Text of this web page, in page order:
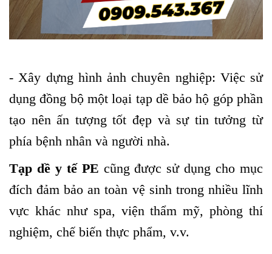
- Xây dựng hình ảnh chuyên nghiệp: Việc sử
dụng đồng bộ một loại tạp dề bảo hộ góp phần
tạo nên ấn tượng tốt đẹp và sự tin tưởng từ
phía bệnh nhân và người nhà.
Tạp dề y tế PE cũng được sử dụng cho mục
đích đảm bảo an toàn vệ sinh trong nhiều lĩnh
vực khác như spa, viện thẩm mỹ, phòng thí
nghiệm, chế biến thực phẩm, v.v.